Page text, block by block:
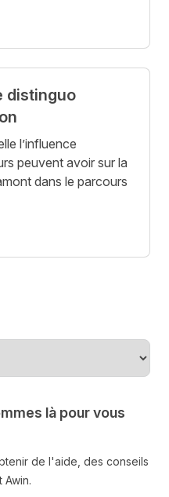
distinguo
l’influence
peuvent avoir sur la
dans le parcours
là pour vous
de l'aide, des conseils